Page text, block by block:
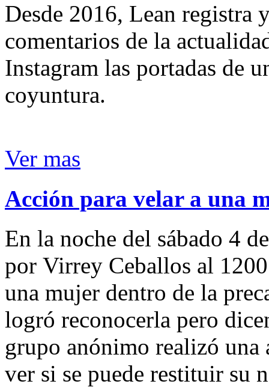
Desde 2016, Lean registra
comentarios de la
Instagram las portadas de
coyuntura.
Ver mas
Acción para velar a una
En la noche del sábado 4
por Virrey Ceballos al
una mujer dentro de la
logró reconocerla pero
grupo anónimo realizó
ver si se puede restituir su